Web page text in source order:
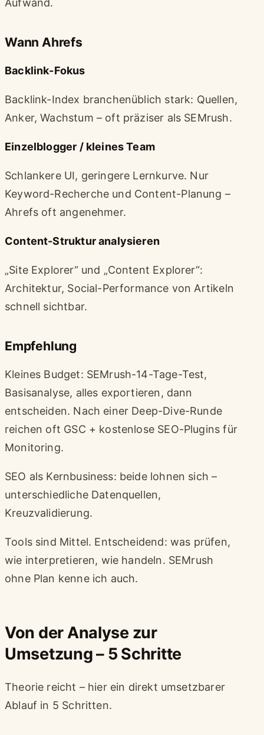
Aufwand.
Wann Ahrefs
Backlink-Fokus
Backlink-Index branchenüblich stark: Quellen,
Anker, Wachstum – oft präziser als SEMrush.
Einzelblogger / kleines Team
Schlankere UI, geringere Lernkurve. Nur
Keyword-Recherche und Content-Planung –
Ahrefs oft angenehmer.
Content-Struktur analysieren
„Site Explorer“ und „Content Explorer“:
Architektur, Social-Performance von Artikeln
schnell sichtbar.
Empfehlung
Kleines Budget: SEMrush-14-Tage-Test,
Basisanalyse, alles exportieren, dann
entscheiden. Nach einer Deep-Dive-Runde
reichen oft GSC + kostenlose SEO-Plugins für
Monitoring.
SEO als Kernbusiness: beide lohnen sich –
unterschiedliche Datenquellen,
Kreuzvalidierung.
Tools sind Mittel. Entscheidend: was prüfen,
wie interpretieren, wie handeln. SEMrush
ohne Plan kenne ich auch.
Von der Analyse zur
Umsetzung – 5 Schritte
Theorie reicht – hier ein direkt umsetzbarer
Ablauf in 5 Schritten.